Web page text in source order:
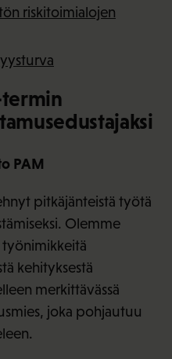
riskitoimialojen
PAM
pitkäjänteistä työtä
Olemme
kehityksestä
merkittävässä
joka pohjautuu